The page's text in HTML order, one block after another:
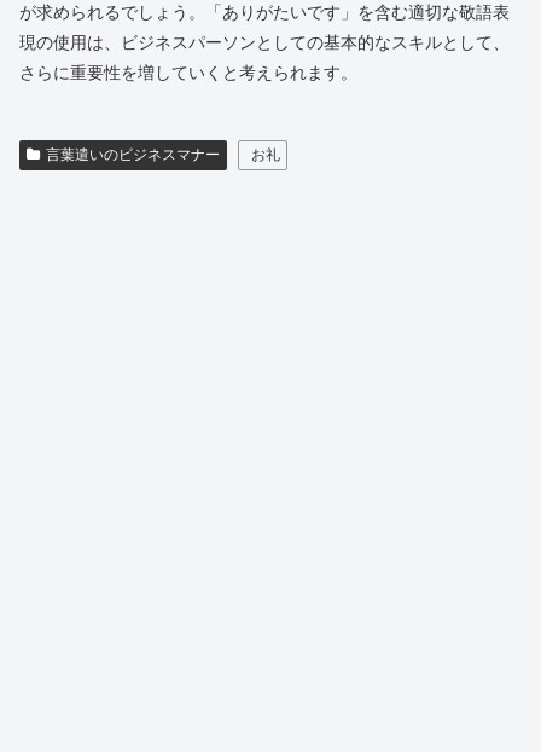
が求められるでしょう。「ありがたいです」を含む適切な敬語表
現の使用は、ビジネスパーソンとしての基本的なスキルとして、
さらに重要性を増していくと考えられます。
言葉遣いのビジネスマナー お礼